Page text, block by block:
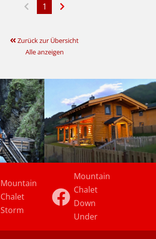
Zurück zur Übersicht
1
Alle anzeigen
Mountain
Chalet
Storm
Mountain
Chalet
Down
Under